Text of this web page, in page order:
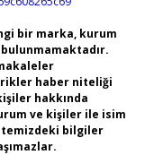
bir marka, kurum
haber niteliği
hakkında
ve kişiler ile isim
bilgiler